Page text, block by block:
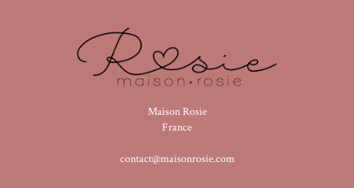
Maison Rosie
France
contact@maisonrosie.com